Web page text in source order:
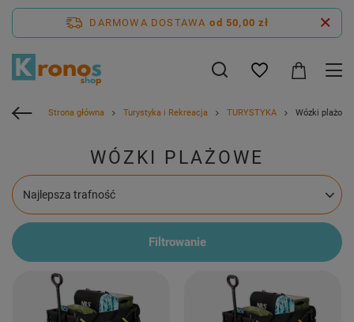
DARMOWA DOSTAWA od 50,00 zł
Strona główna Turystyka i Rekreacja TURYSTYKA Wózki plażowe
WÓZKI PLAŻOWE
Zmień sortowanie
Najlepsza trafność
Filtrowanie